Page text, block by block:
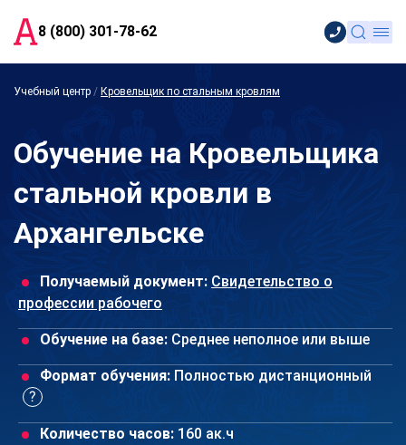
8 (800) 301-78-62
Учебный центр / Кровельщик по стальным кровлям
Обучение на Кровельщика
стальной кровли в
Архангельске
Получаемый документ: Свидетельство о
профессии рабочего
Обучение на базе: Среднее неполное или выше
Формат обучения: Полностью дистанционный
Количество часов: 160 ак.ч